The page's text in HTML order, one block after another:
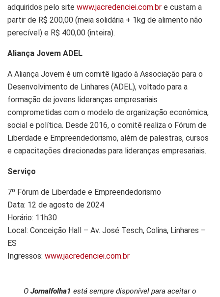
adquiridos pelo site www.jacredenciei.com.br e custam a
partir de R$ 200,00 (meia solidária + 1kg de alimento não
perecível) e R$ 400,00 (inteira).
Aliança Jovem ADEL
A Aliança Jovem é um comitê ligado à Associação para o
Desenvolvimento de Linhares (ADEL), voltado para a
formação de jovens lideranças empresariais
comprometidas com o modelo de organização econômica,
social e política. Desde 2016, o comitê realiza o Fórum de
Liberdade e Empreendedorismo, além de palestras, cursos
e capacitações direcionadas para lideranças empresariais.
Serviço
7º Fórum de Liberdade e Empreendedorismo
Data: 12 de agosto de 2024
Horário: 11h30
Local: Conceição Hall – Av. José Tesch, Colina, Linhares –
ES
Ingressos: www.jacredenciei.com.br
O Jornalfolha1 está sempre disponível para aceitar o